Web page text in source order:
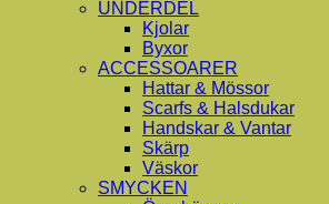
UNDERDEL
Kjolar
Byxor
ACCESSOARER
Hattar & Mössor
Scarfs & Halsdukar
Handskar & Vantar
Skärp
Väskor
SMYCKEN